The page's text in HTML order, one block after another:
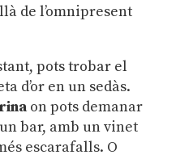
de l’omnipresent
pots trobar el
d’or en un sedàs.
on pots demanar
bar, amb un vinet
escarafalls. O